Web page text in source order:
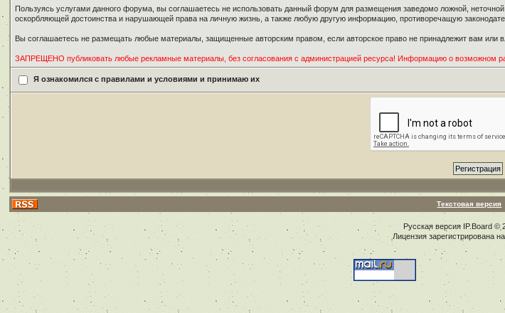
Пользуясь услугами данного форума, вы соглашаетесь не использовать данный форум для размещения заведомо ложной,
оскорбляющей достоинства и нарушающей права на личную жизнь, а также любую другую информацию, противоречащую
Вы соглашаетесь не размещать любые материалы, защищенные авторским правом, если авторское право не принадлежит вам или
ЗАПРЕЩЕНО публиковать любые рекламные материалы, без согласования с администрацией ресурса! Информацию о возможном
Я ознакомился с правилами и условиями и принимаю их
Текстовая версия
Русская версия IP.Board©
Лицензия зарегистрирована